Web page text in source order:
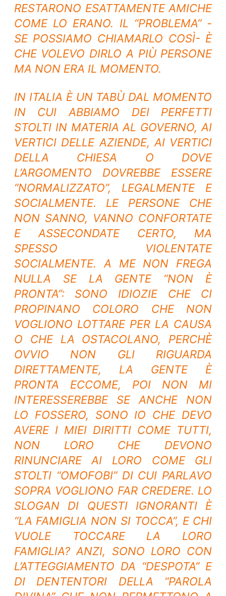
RESTARONO ESATTAMENTE AMICHE
COME LO ERANO. IL “PROBLEMA” -
SE POSSIAMO CHIAMARLO COSÌ- È
CHE VOLEVO DIRLO A PIÙ PERSONE
MA NON ERA IL MOMENTO.
IN ITALIA È UN TABÙ DAL MOMENTO
IN CUI ABBIAMO DEI PERFETTI
STOLTI IN MATERIA AL GOVERNO, AI
VERTICI DELLE AZIENDE, AI VERTICI
DELLA CHIESA O DOVE
L’ARGOMENTO DOVREBBE ESSERE
“NORMALIZZATO”, LEGALMENTE E
SOCIALMENTE. LE PERSONE CHE
NON SANNO, VANNO CONFORTATE
E ASSECONDATE CERTO, MA
SPESSO VIOLENTATE
SOCIALMENTE. A ME NON FREGA
NULLA SE LA GENTE “NON È
PRONTA”: SONO IDIOZIE CHE CI
PROPINANO COLORO CHE NON
VOGLIONO LOTTARE PER LA CAUSA
O CHE LA OSTACOLANO, PERCHÈ
OVVIO NON GLI RIGUARDA
DIRETTAMENTE, LA GENTE È
PRONTA ECCOME, POI NON MI
INTERESSEREBBE SE ANCHE NON
LO FOSSERO, SONO IO CHE DEVO
AVERE I MIEI DIRITTI COME TUTTI,
NON LORO CHE DEVONO
RINUNCIARE AI LORO COME GLI
STOLTI “OMOFOBI” DI CUI PARLAVO
SOPRA VOGLIONO FAR CREDERE. LO
SLOGAN DI QUESTI IGNORANTI È
“LA FAMIGLIA NON SI TOCCA”, E CHI
VUOLE TOCCARE LA LORO
FAMIGLIA? ANZI, SONO LORO CON
L’ATTEGGIAMENTO DA “DESPOTA” E
DI DENTENTORI DELLA “PAROLA